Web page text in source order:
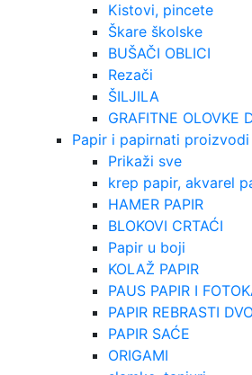
Kistovi, pincete
Škare školske
BUŠAČI OBLICI
Rezači
ŠILJILA
GRAFITNE OLOVKE
Papir i papirnati proizvodi
Prikaži sve
krep papir, akvarel
HAMER PAPIR
BLOKOVI CRTAĆI
Papir u boji
KOLAŽ PAPIR
PAUS PAPIR I
PAPIR REBRASTI
PAPIR SAĆE
ORIGAMI